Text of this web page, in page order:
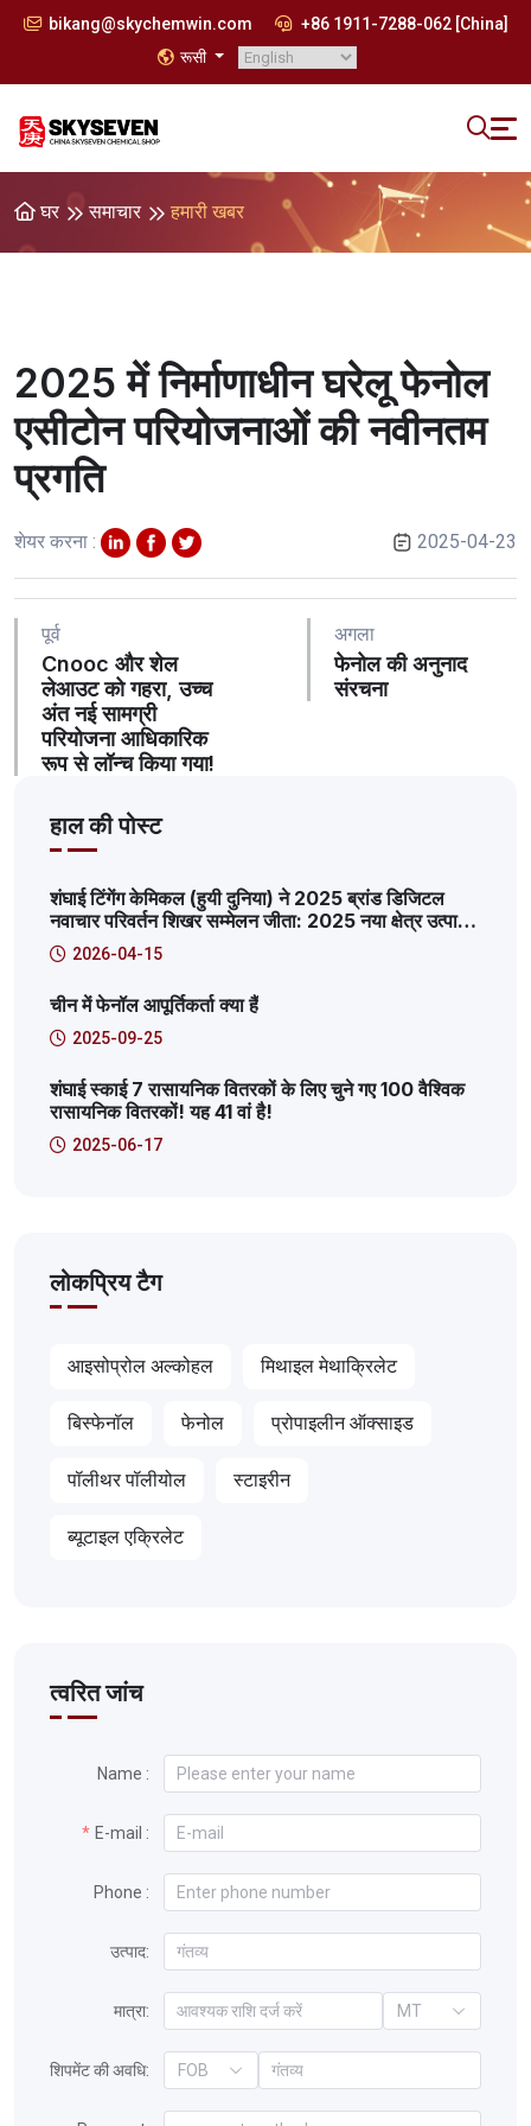
bikang@skychemwin.com
+86 1911-7288-062 [China]
रूसी
घर समाचार हमारी खबर
2025 में निर्माणाधीन घरेलू फेनोल
एसीटोन परियोजनाओं की नवीनतम
प्रगति
शेयर करना : 2025-04-23
पूर्व
Cnooc और शेल
लेआउट को गहरा, उच्च
अंत नई सामग्री
परियोजना आधिकारिक
रूप से लॉन्च किया गया!
अगला
फेनोल की अनुनाद
संरचना
हाल की पोस्ट
शंघाई टिंगेंग केमिकल (हुयी दुनिया) ने 2025 ब्रांड डिजिटल
नवाचार परिवर्तन शिखर सम्मेलन जीता: 2025 नया क्षेत्र उत्पादक
इंटरनेट सेवा मंच विशिष्ट मामला
2026-04-15
चीन में फेनॉल आपूर्तिकर्ता क्या हैं
2025-09-25
शंघाई स्काई 7 रासायनिक वितरकों के लिए चुने गए 100 वैश्विक
रासायनिक वितरकों! यह 41 वां है!
2025-06-17
लोकप्रिय टैग
आइसोप्रोल अल्कोहल मिथाइल मेथाक्रिलेट
बिस्फेनॉल फेनोल प्रोपाइलीन ऑक्साइड
पॉलीथर पॉलीयोल स्टाइरीन
ब्यूटाइल एक्रिलेट
त्वरित जांच
Name :
E-mail :
Phone :
उत्पाद:
मात्रा: MT
शिपमेंट की अवधि: FOB